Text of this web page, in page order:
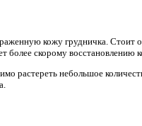
кожу грудничка. Стоит
более скорому восстановлению
растереть небольшое